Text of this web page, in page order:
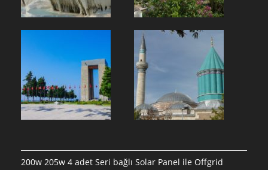
200w 205w 4 adet Seri bağlı Solar Panel ile Offgrid